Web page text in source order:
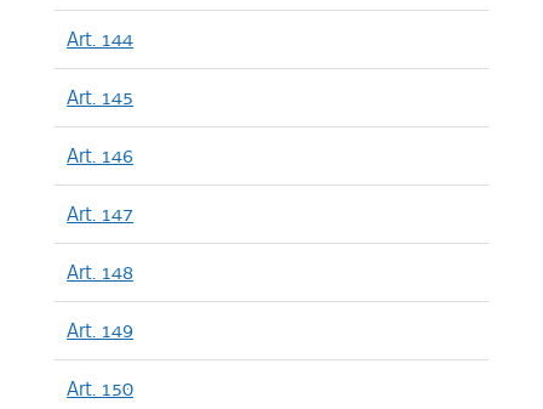
Art. 144
Art. 145
Art. 146
Art. 147
Art. 148
Art. 149
Art. 150